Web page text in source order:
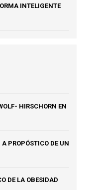
INTELIGENTE
DE ENFERMERÍA A
EN LA
HIRSCHORN EN
PROPÓSTICO DE UN
DE LA OBESIDAD